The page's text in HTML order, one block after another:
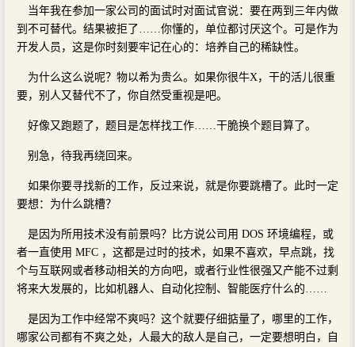
当年我在参加一家公司的面试时对面试官说：要在两到三年内做
到不可替代。结果被拒了……你懂的，单位都讨厌这个。可是作为
开发人员，这是你时刻要牢记在心的：培养自己的稀缺性。
为什么这么说呢？物以希为贵么。如果你很牛X，干的活儿很重
要，别人又替代不了，你自然受重视是吧。
好像又跑题了，题目是怎样找工作……干脆换个题目算了。
别急，待我再绕回来。
如果你要寻找新的工作，反过来说，就是你要跳槽了。此时一定
要想：为什么跳槽？
是因为所用技术没有前景吗？比方说公司用 DOS 环境编程，或
者一直使用 MFC ，这都是过时的技术，如果不喜欢，早点跳，找
个与互联网或者移动相关的方向吧，或者行业性很强又产能不过剩
将来大发展的，比如机器人、自动化控制、智能医疗什么的……
是因为工作中经常不爽吗？这个就要仔细掂量了，哪里的工作，
哪家公司都有不爽之处，人最大的敌人是自己，一定要想明白，自